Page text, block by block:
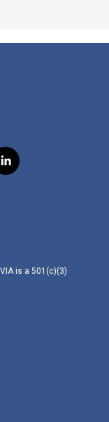
l
i
is a 501(c)(3)